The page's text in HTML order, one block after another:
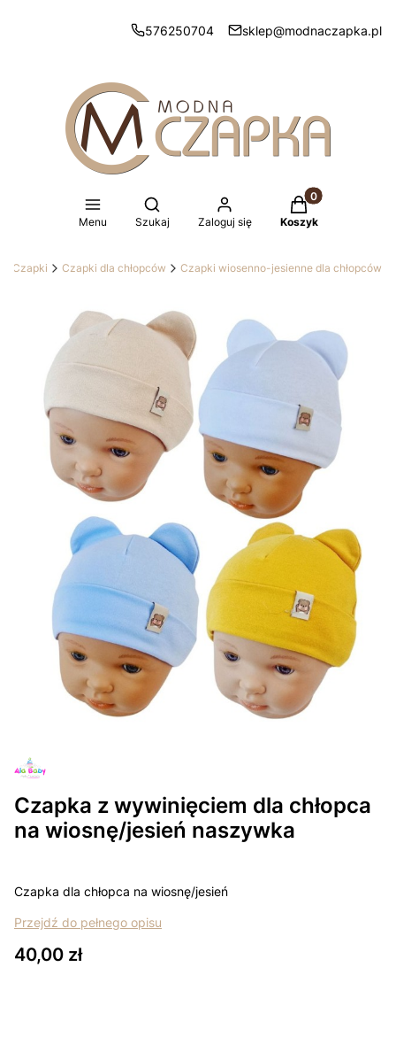
576250704 sklep@modnaczapka.pl
Menu
Otwórz wyszukiwarkę
Szukaj Zaloguj się
Produkty w
Koszyk
Czapki Czapki dla chłopców Czapki wiosenno-jesienne dla chłopców
Czapka z wywinięciem dla chłopca
na wiosnę/jesień naszywka
Czapka dla chłopca na wiosnę/jesień
Przejdź do pełnego opisu
Cena
40,00 zł